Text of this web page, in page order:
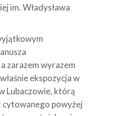
im. Władysława
zarazem wyrazem
ekspozycja w
Lubaczowie, którą
powyżej